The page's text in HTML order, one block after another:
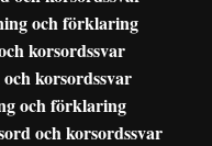
och förklaring
korsordssvar
korsordssvar
och förklaring
och korsordssvar